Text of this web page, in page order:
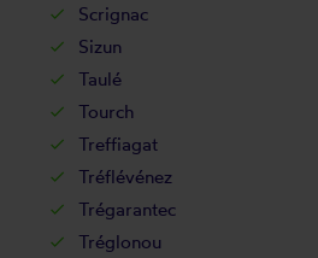
Scrignac
Sizun
Taulé
Tourch
Treffiagat
Tréflévénez
Trégarantec
Tréglonou